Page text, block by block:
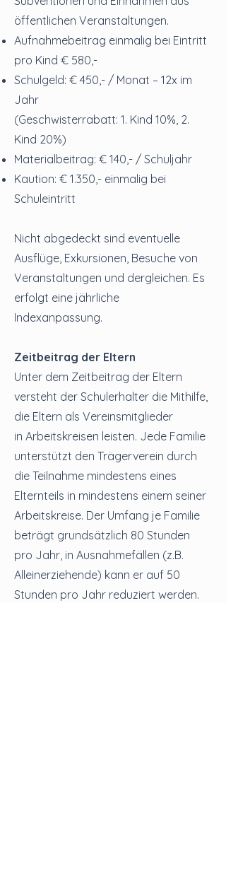
öffentlichen Veranstaltungen.
Aufnahmebeitrag einmalig bei Eintritt
pro Kind € 580,-
Schulgeld: € 450,- / Monat – 12x im
Jahr
(Geschwisterrabatt: 1. Kind 10%, 2.
Kind 20%)
Materialbeitrag: € 140,- / Schuljahr
Kaution: € 1.350,- einmalig bei
Schuleintritt
Nicht abgedeckt sind eventuelle
Ausflüge, Exkursionen, Besuche von
Veranstaltungen und dergleichen. Es
erfolgt eine jährliche
Indexanpassung.
Zeitbeitrag der Eltern
Unter dem Zeitbeitrag der Eltern
versteht der Schulerhalter die Mithilfe,
die Eltern als Vereinsmitglieder
in Arbeitskreisen leisten. Jede Familie
unterstützt den Trägerverein durch
die Teilnahme mindestens eines
Elternteils in mindestens einem seiner
Arbeitskreise. Der Umfang je Familie
beträgt grundsätzlich 80 Stunden
pro Jahr, in Ausnahmefällen (z.B.
Alleinerziehende) kann er auf 50
Stunden pro Jahr reduziert werden.